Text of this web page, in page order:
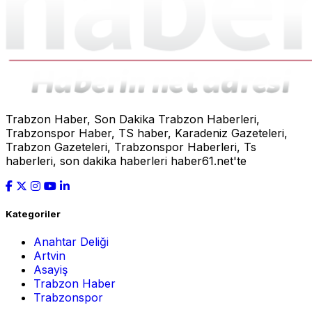
Trabzon Haber, Son Dakika Trabzon Haberleri,
Trabzonspor Haber, TS haber, Karadeniz Gazeteleri,
Trabzon Gazeteleri, Trabzonspor Haberleri, Ts
haberleri, son dakika haberleri haber61.net'te
Kategoriler
Anahtar Deliği
Artvin
Asayiş
Trabzon Haber
Trabzonspor